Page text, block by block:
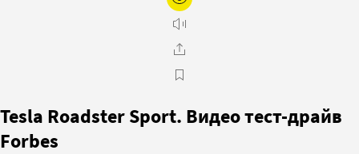
Tesla Roadster Sport. Видео тест-драйв
Forbes